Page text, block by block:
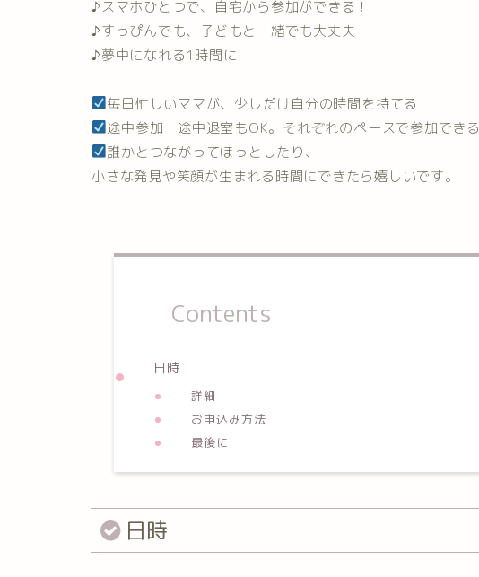
♪スマホひとつで、自宅から参加ができる！
♪すっぴんでも、子どもと一緒でも大丈夫
♪夢中になれる1時間に
毎日忙しいママが、少しだけ自分の時間を持てる
途中参加・途中退室もOK。それぞれのペースで参加できる⁡
誰かとつながってほっとしたり、
小さな発見や笑顔が生まれる時間にできたら嬉しいです。
Contents
日時
詳細
お申込み方法
最後に
日時